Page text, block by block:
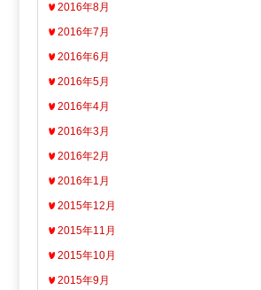
2016年8月
2016年7月
2016年6月
2016年5月
2016年4月
2016年3月
2016年2月
2016年1月
2015年12月
2015年11月
2015年10月
2015年9月